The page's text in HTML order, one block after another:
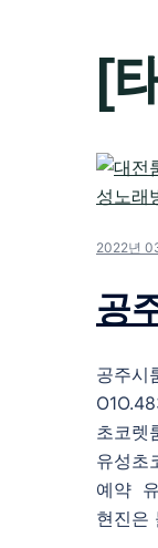
[
2022년
공
공주시
초코렛
유성초
예약
현진은